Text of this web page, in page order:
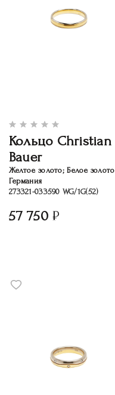
Кольцо Christian
Bauer
Желтое золото; Белое золото
Германия
273321-033590 WG/1G(52)
57 750